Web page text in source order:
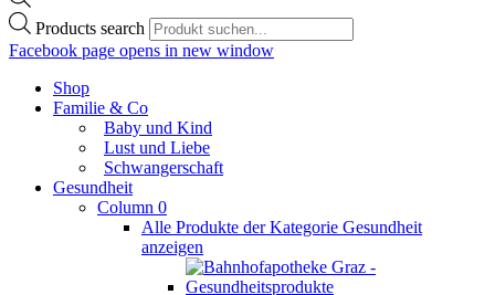
Products search
Facebook page opens in new window
Shop
Familie & Co
Baby und Kind
Lust und Liebe
Schwangerschaft
Gesundheit
Column 0
Alle Produkte der Kategorie Gesundheit
anzeigen